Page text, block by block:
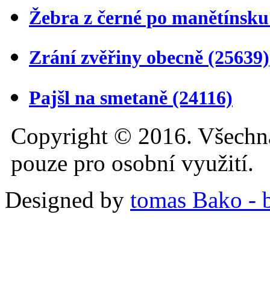
Žebra z černé po
Zrání zvěřiny obecně (25639)
Pajšl na smetaně (24116)
Copyright © 2016.
pouze pro osobní využití.
Designed by tomas Bako -